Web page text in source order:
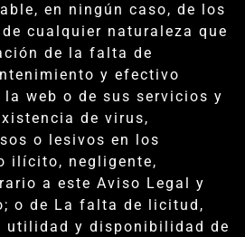
en ningún caso, de los
cualquier naturaleza que
de la falta de
y efectivo
web o de sus servicios y
de virus,
o lesivos en los
ilícito, negligente,
a este Aviso Legal y
o de La falta de licitud,
y disponibilidad de